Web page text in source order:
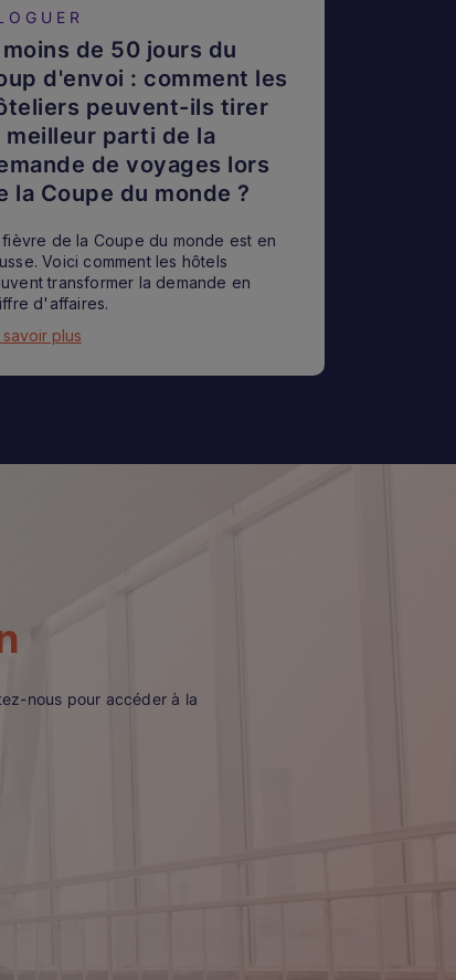
de 50 jours du
d'envoi : comment les
peuvent-ils tirer
meilleur parti de la
de voyages lors
la Coupe du monde ?
fièvre de la Coupe du monde est en
Voici comment les hôtels
transformer la demande en
d'affaires.
savoir plus
nous pour accéder à la